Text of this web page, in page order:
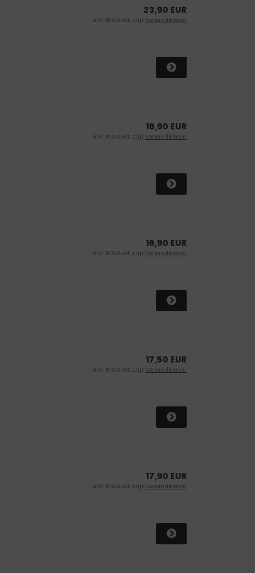
23,90 EUR
inkl. 19 % MwSt. zzgl.Versandkosten
16,90 EUR
inkl. 19 % MwSt. zzgl.Versandkosten
16,90 EUR
inkl. 19 % MwSt. zzgl.Versandkosten
17,50 EUR
inkl. 19 % MwSt. zzgl.Versandkosten
17,90 EUR
inkl. 19 % MwSt. zzgl.Versandkosten